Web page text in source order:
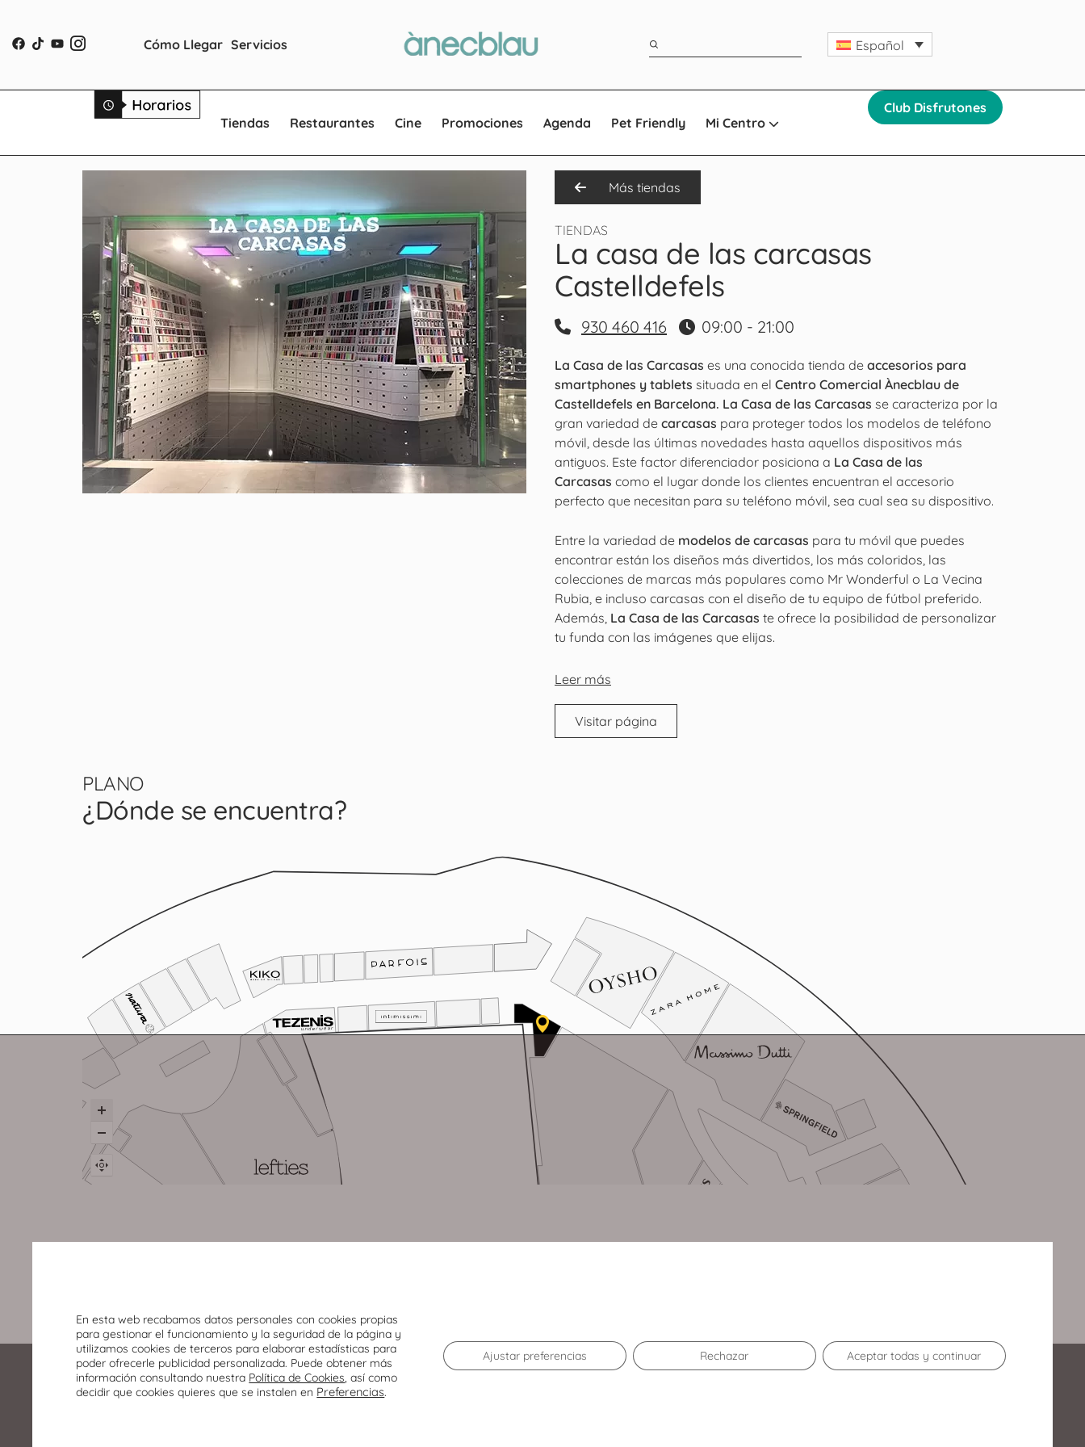
Cómo Llegar Servicios Español
Tiendas Restaurantes Cine Promociones Agenda Pet Friendly Mi Centro
Club Disfrutones
Más tiendas
TIENDAS
La casa de las carcasas
Castelldefels
930 460 416 09:00 - 21:00
La Casa de las Carcasas es una conocida tienda de accesorios para
smartphones y tablets situada en el Centro Comercial Ànecblau de
Castelldefels en Barcelona. La Casa de las Carcasas se caracteriza por la
gran variedad de carcasas para proteger todos los modelos de teléfono
móvil, desde las últimas novedades hasta aquellos dispositivos más
antiguos. Este factor diferenciador posiciona a La Casa de las
Carcasas como el lugar donde los clientes encuentran el accesorio
perfecto que necesitan para su teléfono móvil, sea cual sea su dispositivo.
Entre la variedad de modelos de carcasas para tu móvil que puedes
encontrar están los diseños más divertidos, los más coloridos, las
colecciones de marcas más populares como Mr Wonderful o La Vecina
Rubia, e incluso carcasas con el diseño de tu equipo de fútbol preferido.
Además, La Casa de las Carcasas te ofrece la posibilidad de personalizar
tu funda con las imágenes que elijas.
Leer más
Visitar página
PLANO
¿Dónde se encuentra?
En esta web recabamos datos personales con cookies propias
para gestionar el funcionamiento y la seguridad de la página y
utilizamos cookies de terceros para elaborar estadísticas para
poder ofrecerle publicidad personalizada. Puede obtener más
información consultando nuestra Política de Cookies, así como
decidir que cookies quieres que se instalen en Preferencias.
Aceptar todas y continuar
Rechazar
Ajustar preferencias